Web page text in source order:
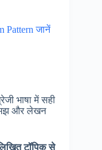
Pattern जानें
भाषा में सही
समझ और लेखन
टॉपिक से